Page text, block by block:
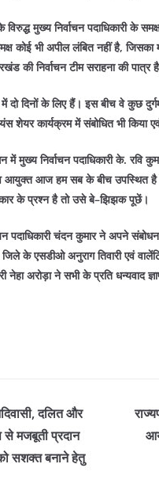
विरुद्ध मुख्य निर्वाचन पदाधिकारी के
कोई भी अपील लंबित नहीं है,
की निर्वाचन टीम सराहना की पात्र
दो दिनों के लिए हैं। इस बीच वे कुछ
शेयर कार्यक्रम में संबोधित भी किया एवं
मुख्य निर्वाचन पदाधिकारी के. रवि
आयुक्त आज हम सब के बीच
के प्रश्न है तो उसे बे–झिझक पूछें।
चंदन कुमार ने अपने
के एसडीओ अनुराग तिवारी एवं
नेहा अरोड़ा ने सभी के प्रति धन्यवाद
दलित और
से मजबूती प्रदान
सशक्त बनाने हेतु